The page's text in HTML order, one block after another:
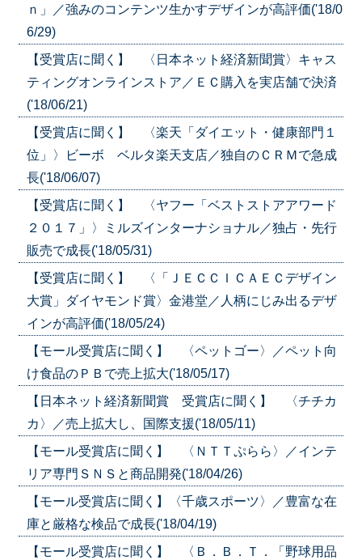
ｎ」／強みのコンテンツ生かすデザインが高評価('18/0
6/29)
【受賞店に聞く】 〈日本ネット経済新聞賞〉キャス
ティングオンラインストア／ＥＣ購入を実店舗で決済
('18/06/21)
【受賞店に聞く】 〈楽天「ダイエット・健康部門１
位」〉ビーボ ベルタ楽天支店／独自のＣＲＭで急成
長('18/06/07)
【受賞店に聞く】 〈ヤフー「ベストストアアワード
２０１７」〉ミルズインターナショナル／独占・先行
販売で成長('18/05/31)
【受賞店に聞く】 〈「ＪＥＣＣＩＣＡＥＣデザイン
大賞」ダイヤモンド賞〉金港堂／人柄にじみ出るデザ
インが高評価('18/05/24)
【モール受賞店に聞く】 〈ペットゴー〉／ペット向
け食品のＰＢで売上拡大('18/05/17)
【日本ネット経済新聞賞 受賞店に聞く】 〈チチカ
カ〉／売上拡大し、国際支援('18/05/11)
【モール受賞店に聞く】 〈ＮＴＴぷらら〉／インテ
リア専門ＳＮＳと商品開発('18/04/26)
【モール受賞店に聞く】〈千歳スポーツ〉／豊富な在
庫と厳格な検品で成長('18/04/19)
【モール受賞店に聞く】 〈Ｂ．Ｂ．Ｔ．「野球用品